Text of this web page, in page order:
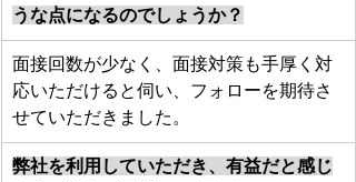
うな点になるのでしょうか？
面接回数が少なく、面接対策も手厚く対
応いただけると伺い、フォローを期待さ
せていただきました。
弊社を利用していただき、有益だと感じ